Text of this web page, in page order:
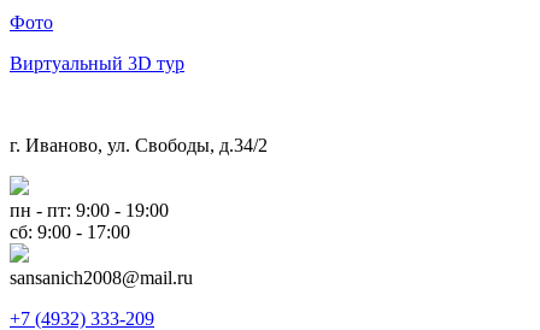
Фото
Виртуальный 3D тур
г. Иваново, ул. Свободы, д.34/2
пн - пт: 9:00 - 19:00
сб: 9:00 - 17:00
sansanich2008@mail.ru
+7 (4932) 333-209